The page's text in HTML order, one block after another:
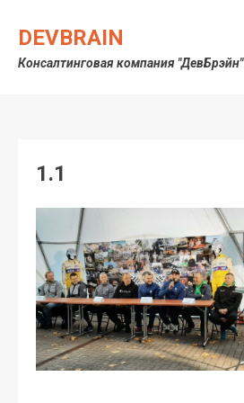
DEVBRAIN
Консалтинговая компания "ДевБрэйн"
1.1